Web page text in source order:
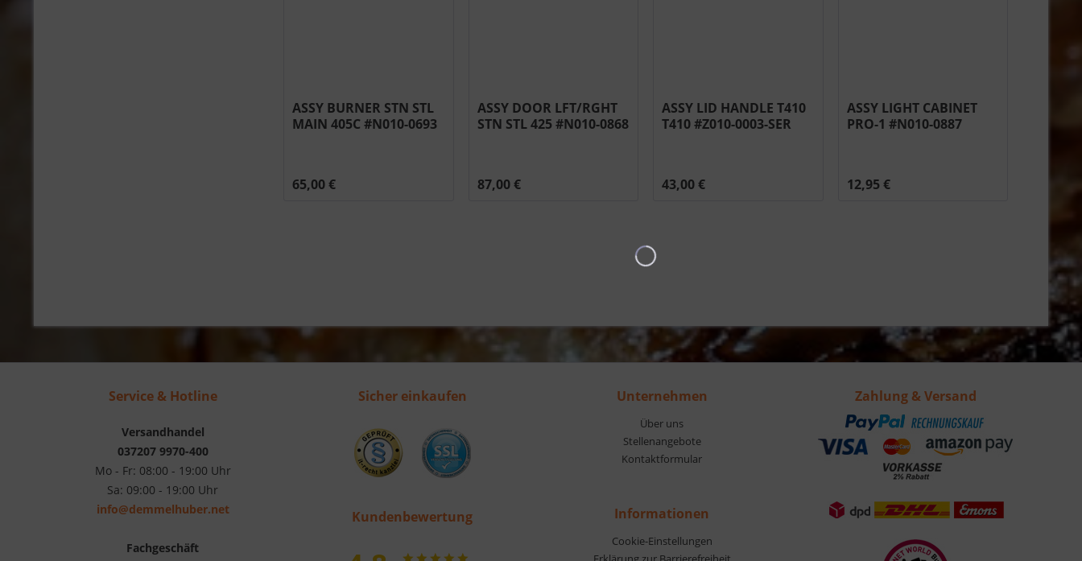
ASSY BURNER STN STL
MAIN 405C #N010-0693
65,00 €
ASSY DOOR LFT/RGHT
STN STL 425 #N010-0868
87,00 €
ASSY LID HANDLE T410
T410 #Z010-0003-SER
43,00 €
ASSY LIGHT CABINET
PRO-1 #N010-0887
12,95 €
Service & Hotline
Versandhandel
037207 9970-400
Mo - Fr: 08:00 - 19:00 Uhr
Sa: 09:00 - 19:00 Uhr
info@demmelhuber.net
Fachgeschäft
Sicher einkaufen
Kundenbewertung
Unternehmen
Über uns
Stellenangebote
Kontaktformular
Informationen
Cookie-Einstellungen
Zahlung & Versand